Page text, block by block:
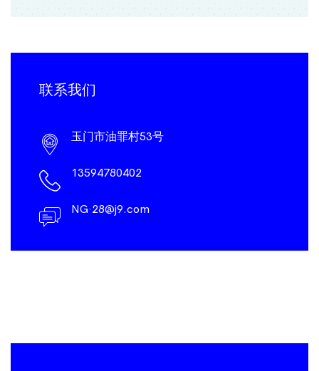
联系我们
玉门市油罪村53号
13594780402
NG·28@j9.com